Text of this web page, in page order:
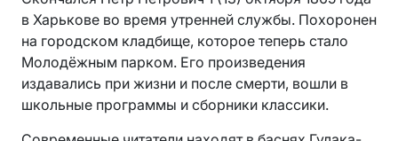
в Харькове во время утренней службы. Похоронен
на городском кладбище, которое теперь стало
Молодёжным парком. Его произведения
издавались при жизни и после смерти, вошли в
школьные программы и сборники классики.